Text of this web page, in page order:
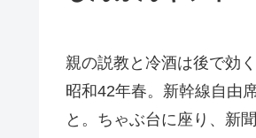
親の説教と冷酒は後で効
昭和42年春。新幹線自由
と。ちゃぶ台に座り、新